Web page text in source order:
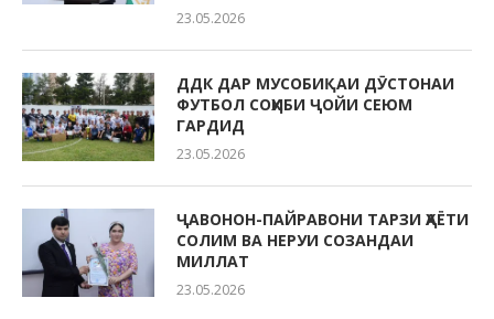
23.05.2026
ДДК ДАР МУСОБИҚАИ ДӮСТОНАИ
ФУТБОЛ СОҲИБИ ҶОЙИ СЕЮМ
ГАРДИД
23.05.2026
ҶАВОНОН-ПАЙРАВОНИ ТАРЗИ ҲАЁТИ
СОЛИМ ВА НЕРУИ СОЗАНДАИ
МИЛЛАТ
23.05.2026